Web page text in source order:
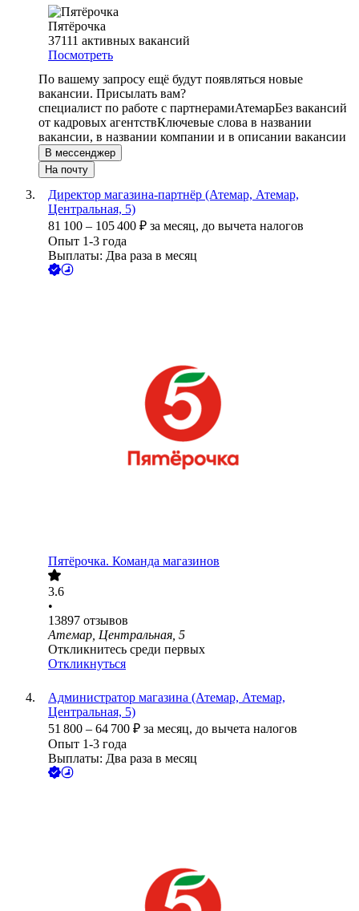
Пятёрочка
37111 активных вакансий
Посмотреть
По вашему запросу ещё будут появляться новые
вакансии. Присылать вам?
специалист по работе с партнерамиАтемарБез вакансий
от кадровых агентствКлючевые слова в названии
вакансии, в названии компании и в описании вакансии
В мессенджер
На почту
Директор магазина-партнёр (Атемар, Атемар,
Центральная, 5)
81 100 – 105 400 ₽ за месяц, до вычета налогов
Опыт 1-3 года
Выплаты: Два раза в месяц
Пятёрочка. Команда магазинов
3.6
•
13897 отзывов
Атемар, Центральная, 5
Откликнитесь среди первых
Откликнуться
Администратор магазина (Атемар, Атемар,
Центральная, 5)
51 800 – 64 700 ₽ за месяц, до вычета налогов
Опыт 1-3 года
Выплаты: Два раза в месяц